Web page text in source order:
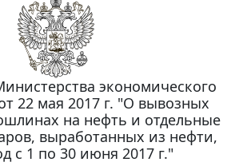
экономического
22 мая 2017 г. "О вывозных
на нефть и отдельные
выработанных из нефти,
с 1 по 30 июня 2017 г."